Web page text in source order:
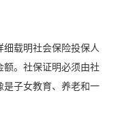
载明社会保险投保人
。社保证明必须由社
子女教育、养老和一